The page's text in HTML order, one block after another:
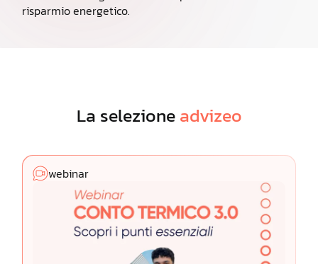
risparmio energetico.
La selezioneadvizeo
webinar